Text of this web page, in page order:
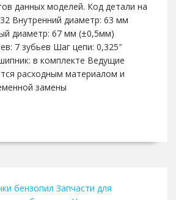
данных моделей. Код детали на
Внутренний диаметр: 63 мм
диаметр: 67 мм (±0,5мм)
7 зубьев Шаг цепи: 0,325″
в комплекте Ведущие
расходным материалом и
замены
бензопил Запчасти для